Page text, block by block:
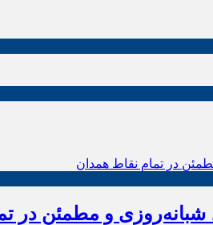
شبانه‌روزی و مطمئن در